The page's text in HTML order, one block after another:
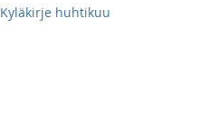
Kyläkirje huhtikuu